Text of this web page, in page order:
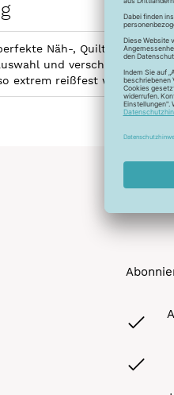
Näh-, Quilt- und
und verschiedene
extrem reißfest wie